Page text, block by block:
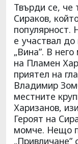
Твърди се, че
Сираков,
популярност.
е участвал
„Вина”. В
на Пламен
приятел на
Владимир
местните
Харизанов,
Героят на
момче. Нещо
„Привличане”